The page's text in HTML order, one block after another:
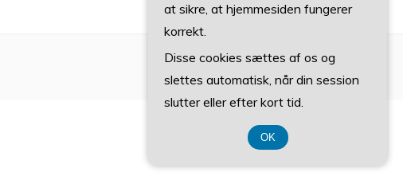
at sikre, at hjemmesiden fungerer
korrekt.
Disse cookies sættes af os og
slettes automatisk, når din session
slutter eller efter kort tid.
OK